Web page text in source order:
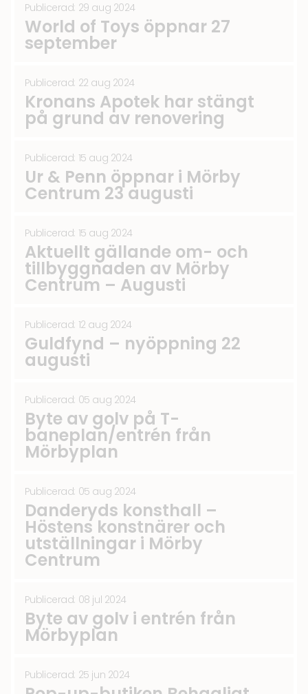
Publicerad: 29 aug 2024
World of Toys öppnar 27
september
Publicerad: 22 aug 2024
Kronans Apotek har stängt
på grund av renovering
Publicerad: 15 aug 2024
Ur & Penn öppnar i Mörby
Centrum 23 augusti
Publicerad: 15 aug 2024
Aktuellt gällande om- och
tillbyggnaden av Mörby
Centrum – Augusti
Publicerad: 12 aug 2024
Guldfynd – nyöppning 22
augusti
Publicerad: 05 aug 2024
Byte av golv på T-
baneplan/entrén från
Mörbyplan
Publicerad: 05 aug 2024
Danderyds konsthall –
Höstens konstnärer och
utställningar i Mörby
Centrum
Publicerad: 08 jul 2024
Byte av golv i entrén från
Mörbyplan
Publicerad: 25 jun 2024